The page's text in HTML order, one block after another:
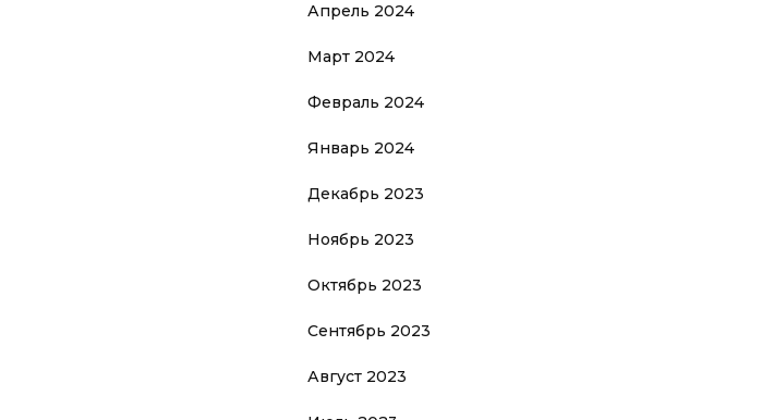
Апрель 2024
Март 2024
Февраль 2024
Январь 2024
Декабрь 2023
Ноябрь 2023
Октябрь 2023
Сентябрь 2023
Август 2023